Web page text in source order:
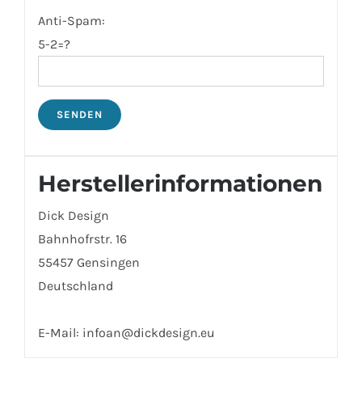
Anti-Spam:
5-2=?
Herstellerinformationen
Dick Design
Bahnhofrstr. 16
55457 Gensingen
Deutschland
E-Mail: infoan@dickdesign.eu